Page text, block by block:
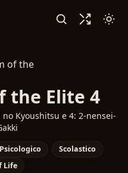
the Elite 4
Kyoushitsu e 4: 2-nensei-
Psicologico
Scolastico
Life